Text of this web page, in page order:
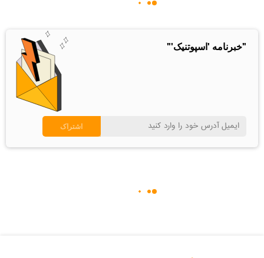
"خبرنامه 'اسپوتنیک'"